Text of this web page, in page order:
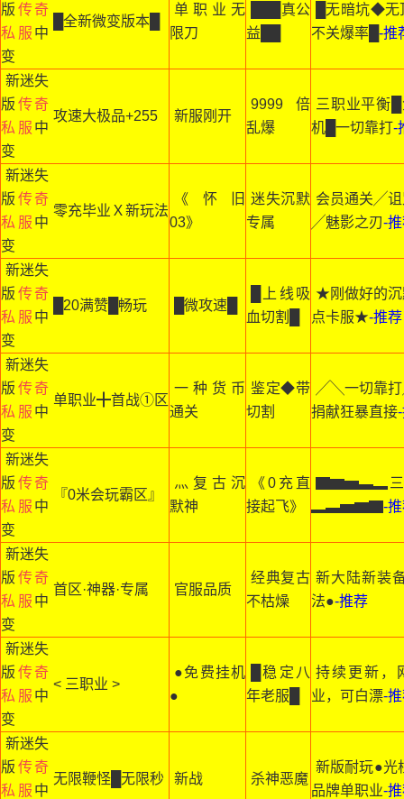
版 传奇
私服 中
变
█全新微变版本█
单职业无
限刀
███真公
益██
█无暗坑◆
不关爆率█ -推
新迷失
版 传奇
私服 中
变
攻速大极品+255 新服刚开
9999倍
乱爆
三职业平衡
机█一切靠打-
新迷失
版 传奇
私服 中
变
零充毕业Ｘ新玩法
《怀旧
03》
迷失沉默
专属
会员通关╱
╱魅影之刃-
新迷失
版 传奇
私服 中
变
█20满赞█畅玩 █微攻速█
█上线吸
血切割█
★刚做好的沉
点卡服★-推荐
新迷失
版 传奇
私服 中
变
单职业╋首战①区
一种货币
通关
鉴定◆带
切割
╱╲一切靠
捐献狂暴直接
新迷失
版 传奇
私服 中
变
『0米会玩霸区』
灬复古沉
默神
《0充直
接起飞》
▇▆▅▃▂三
▂▃▅▆▇ -
新迷失
版 传奇
私服 中
变
首区·神器·专属 官服品质
经典复古
不枯燥
新大陆新装
法●-推荐
新迷失
版 传奇
私服 中
变
< 三职业 >
●免费挂机
●
█稳定八
年老服█
持续更新，
业，可白漂-
新迷失
版 传奇
私服 中
无限鞭怪█无限秒 新战 杀神恶魔
新版耐玩●光
品牌单职业-